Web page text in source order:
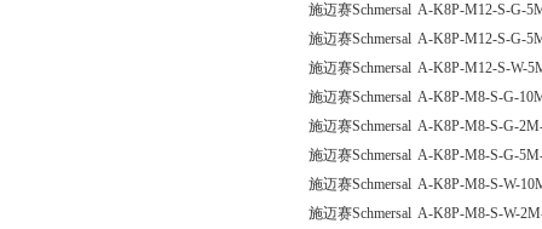
施迈赛Schmersal A-K8P-M12-S-G-
施迈赛Schmersal A-K8P-M12-S-G-
施迈赛Schmersal A-K8P-M12-S-W-
施迈赛Schmersal A-K8P-M8-S-G-
施迈赛Schmersal A-K8P-M8-S-G-
施迈赛Schmersal A-K8P-M8-S-G-
施迈赛Schmersal A-K8P-M8-S-W-
施迈赛Schmersal A-K8P-M8-S-W-